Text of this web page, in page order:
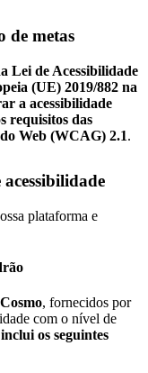
de metas
Lei de Acessibilidade
(UE) 2019/882 na
a acessibilidade
requisitos das
Web (WCAG) 2.1.
plataforma e
, fornecidos por
com o nível de
os seguintes